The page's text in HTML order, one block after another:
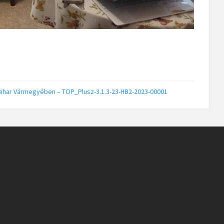
Vármegyében – TOP_Plusz-3.1.3-23-HB2-2023-00001